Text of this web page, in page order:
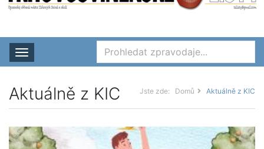
Rozbalit nabídku
Aktuálně z KIC Jste zde: Domů Aktuálně z KIC